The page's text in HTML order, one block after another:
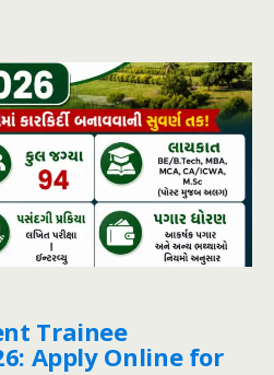
Trainee
Apply Online for